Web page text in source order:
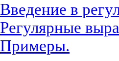
Введение в
Регулярные
Примеры.